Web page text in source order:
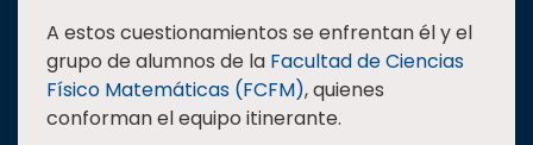
Universiada
Nacional
A estos cuestionamientos se enfrentan él y el
grupo de alumnos de la Facultad de Ciencias
Físico Matemáticas (FCFM), quienes
conforman el equipo itinerante.